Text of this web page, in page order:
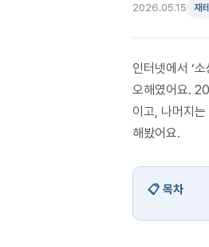
2026.05.15 재
인터넷에서 ‘
오해였어요.
이고, 나머지
해봤어요.
목차